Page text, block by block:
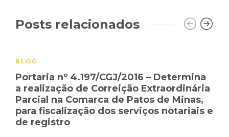
Posts relacionados
BLOG
Portaria nº 4.197/CGJ/2016 – Determina
a realização de Correição Extraordinária
Parcial na Comarca de Patos de Minas,
para fiscalização dos serviços notariais e
de registro